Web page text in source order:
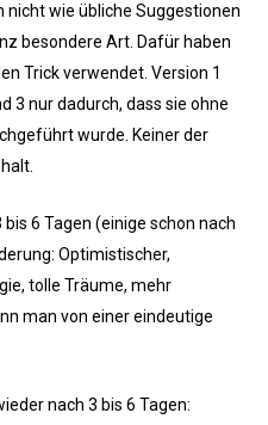
wie übliche Suggestionen
besondere Art. Dafür haben
Trick verwendet. Version 1
3 nur dadurch, dass sie ohne
wurde. Keiner der
6 Tagen (einige schon nach
Optimistischer,
tolle Träume, mehr
man von einer eindeutige
nach 3 bis 6 Tagen: